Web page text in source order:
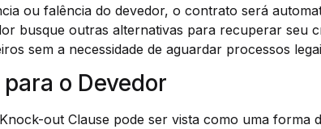
ou falência do devedor, o contrato será
busque outras alternativas para recuperar seu
sem a necessidade de aguardar processos
o Devedor
out Clause pode ser vista como uma forma